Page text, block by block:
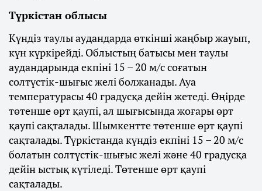
Түркістан облысы
Күндіз таулы аудандарда өткінші жаңбыр жауып,
күн күркірейді. Облыстың батысы мен таулы
аудандарында екпіні 15 – 20 м/с соғатын
солтүстік-шығыс желі болжанады. Ауа
температурасы 40 градусқа дейін жетеді. Өңірде
төтенше өрт қаупі, ал шығысында жоғары өрт
қаупі сақталады. Шымкентте төтенше өрт қаупі
сақталады. Түркістанда күндіз екпіні 15 – 20 м/с
болатын солтүстік-шығыс желі және 40 градусқа
дейін ыстық күтіледі. Төтенше өрт қаупі
сақталады.